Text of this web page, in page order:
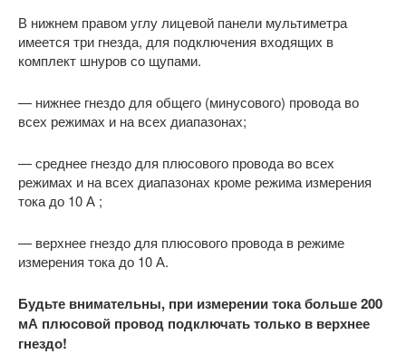
В нижнем правом углу лицевой панели мультиметра
имеется три гнезда, для подключения входящих в
комплект шнуров со щупами.
— нижнее гнездо для общего (минусового) провода во
всех режимах и на всех диапазонах;
— среднее гнездо для плюсового провода во всех
режимах и на всех диапазонах кроме режима измерения
тока до 10 А ;
— верхнее гнездо для плюсового провода в режиме
измерения тока до 10 А.
Будьте внимательны, при измерении тока больше 200
мА плюсовой провод подключать только в верхнее
гнездо!